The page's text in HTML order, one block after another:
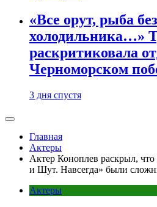
«Все орут, рыба без
холодильника…»
раскритиковала
Черноморском
3 дня спустя
Главная
Актеры
Актер Коноплев раскрыл,
и Шут. Навсегда» были
Актеры